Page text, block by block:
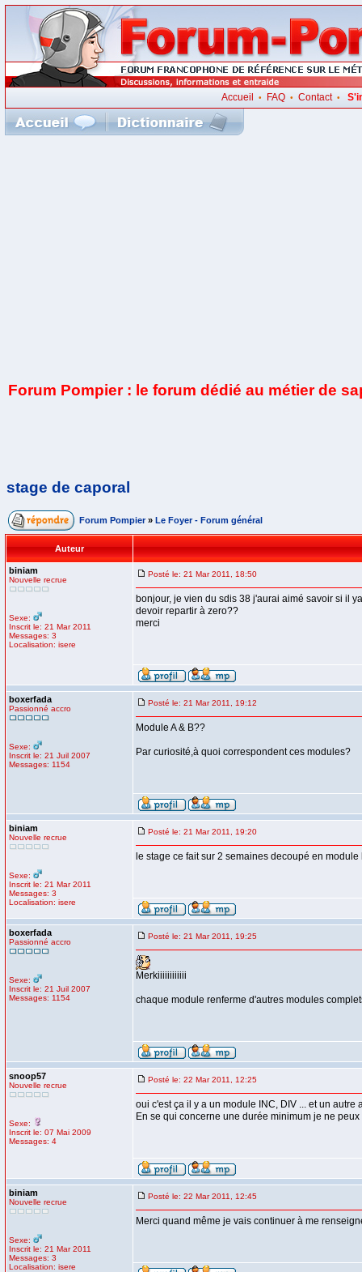
Accueil • FAQ• Contact•
Forum Pompier : le forum dédié au métier de
stage de caporal
Forum Pompier » Le Foyer - Forum général
Auteur
biniam
Nouvelle recrue
Sexe:
Inscrit le: 21 Mar 2011
Messages: 3
Localisation: isere
Posté le: 21 Mar 2011, 18:50
bonjour, je vien du sdis 38 j'aurai aimé savoir si il
devoir repartir à zero??
merci
boxerfada
Passionné accro
Sexe:
Inscrit le: 21 Juil 2007
Messages: 1154
Posté le: 21 Mar 2011, 19:12
Module A & B??
Par curiosité,à quoi correspondent ces modules?
biniam
Nouvelle recrue
Sexe:
Inscrit le: 21 Mar 2011
Messages: 3
Localisation: isere
Posté le: 21 Mar 2011, 19:20
le stage ce fait sur 2 semaines decoupé en
boxerfada
Passionné accro
Sexe:
Inscrit le: 21 Juil 2007
Messages: 1154
Posté le: 21 Mar 2011, 19:25
Merkiiiiiiiiiiii
chaque module renferme d'autres modules
snoop57
Nouvelle recrue
Sexe:
Inscrit le: 07 Mai 2009
Messages: 4
Posté le: 22 Mar 2011, 12:25
oui c'est ça il y a un module INC, DIV ... et un autre
En se qui concerne une durée minimum je ne peux
biniam
Nouvelle recrue
Sexe:
Inscrit le: 21 Mar 2011
Messages: 3
Localisation: isere
Posté le: 22 Mar 2011, 12:45
Merci quand même je vais continuer à me